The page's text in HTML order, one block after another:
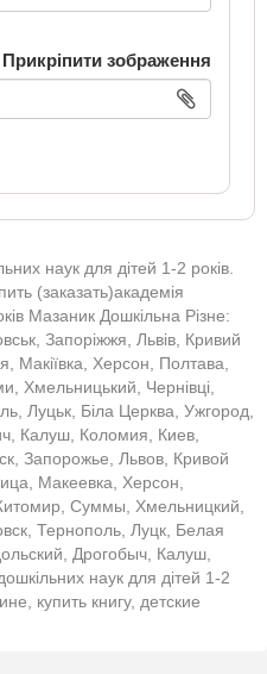
Прикріпити зображення
наук для дітей 1-2 років.
(заказать)академія
Мазаник Дошкільна Різне:
Запоріжжя, Львів, Кривий
Макіївка, Херсон, Полтава,
Хмельницький, Чернівці,
Луцьк, Біла Церква, Ужгород,
Калуш, Коломия, Киев,
Запорожье, Львов, Кривой
Макеевка, Херсон,
Суммы, Хмельницкий,
Тернополь, Луцк, Белая
Дрогобыч, Калуш,
наук для дітей 1-2
купить книгу, детские